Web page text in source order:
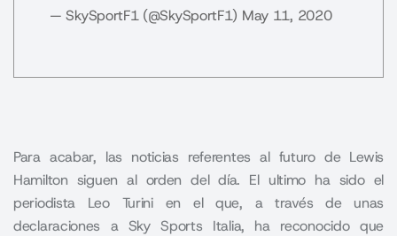
— SkySportF1 (@SkySportF1) May 11, 2020
Para acabar, las noticias referentes al futuro de Lewis
Hamilton siguen al orden del día. El ultimo ha sido el
periodista Leo Turini en el que, a través de unas
declaraciones a Sky Sports Italia, ha reconocido que